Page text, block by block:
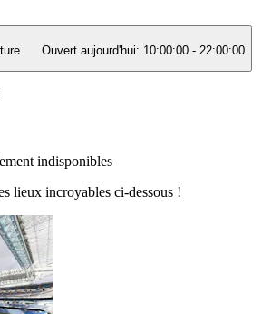
Ouvert aujourd'hui: 10:00:00 - 22:00:00
indisponibles
lieux incroyables ci-dessous !